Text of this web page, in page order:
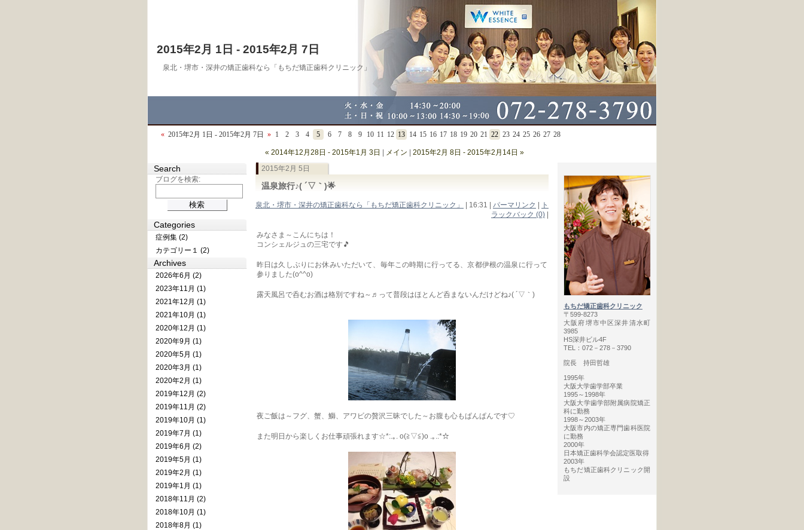
2015年2月 1日 - 2015年2月 7日
泉北・堺市・深井の矯正歯科なら「もちだ矯正歯科クリニック」
« 2015年2月 1日 - 2015年2月 7日 » 1 2 3 4 5 6 7 8 9 10 11 12 13 14 15 16 17 18 19 20 21 22 23 24 25 26 27 28
2015年2月 5日
温泉旅行♪( ´▽｀)🌟
泉北・堺市・深井の矯正歯科なら「もちだ矯正歯科クリニック」 | 16:31 パーマリンク
ト
ラックバック (0)
みなさま～こんにちは！
コンシェルジュの三宅です🎵
昨日は久しぶりにお休みいただいて、毎年この時期に行ってる、京都伊根の温泉に行って
参りました(o^^o)
露天風呂で呑むお酒は格別ですね～♬って普段はほとんど呑まないんだけどね♪( ´▽｀)
夜ご飯は～フグ、蟹、鰤、アワビの贅沢三昧でした～お腹も心もぱんぱんです♡
また明日から楽しくお仕事頑張れます☆*:.｡. o(≧▽≦)o .｡.:*☆
« 2014年12月28日 - 2015年1月 3日 メイン 2015年2月 8日 - 2015年2月14日 »
Search
ブログを検索:
Categories
症例集 (2)
カテゴリー１ (2)
Archives
2026年6月 (2)
2023年11月 (1)
2021年12月 (1)
2021年10月 (1)
2020年12月 (1)
2020年9月 (1)
2020年5月 (1)
2020年3月 (1)
2020年2月 (1)
2019年12月 (2)
2019年11月 (2)
2019年10月 (1)
2019年7月 (1)
2019年6月 (2)
2019年5月 (1)
2019年2月 (1)
2019年1月 (1)
2018年11月 (2)
2018年10月 (1)
2018年8月 (1)
もちだ矯正歯科クリニック
〒599-8273
大阪府堺市中区深井清水町
3985
HS深井ビル4F
TEL：072－278－3790
院長 持田哲雄
1995年
大阪大学歯学部卒業
1995～1998年
大阪大学歯学部附属病院矯正
科に勤務
1998～2003年
大阪市内の矯正専門歯科医院
に勤務
2000年
日本矯正歯科学会認定医取得
2003年
もちだ矯正歯科クリニック開
設